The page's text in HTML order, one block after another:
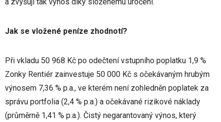
Jak se vložené peníze zhodnotí?
Při vkladu 50 968 Kč po odečtení vstupního poplatku 1,9 %
Zonky Rentiér zainvestuje 50 000 Kč s očekávaným hrubým
výnosem 7,36 % p.a., ve kterém není zohledněn poplatek za
správu portfolia (2,4 % p.a.) a očekávané rizikové náklady
(průměrně 1,41 % p.a.). Čistý negarantovaný výnos, který